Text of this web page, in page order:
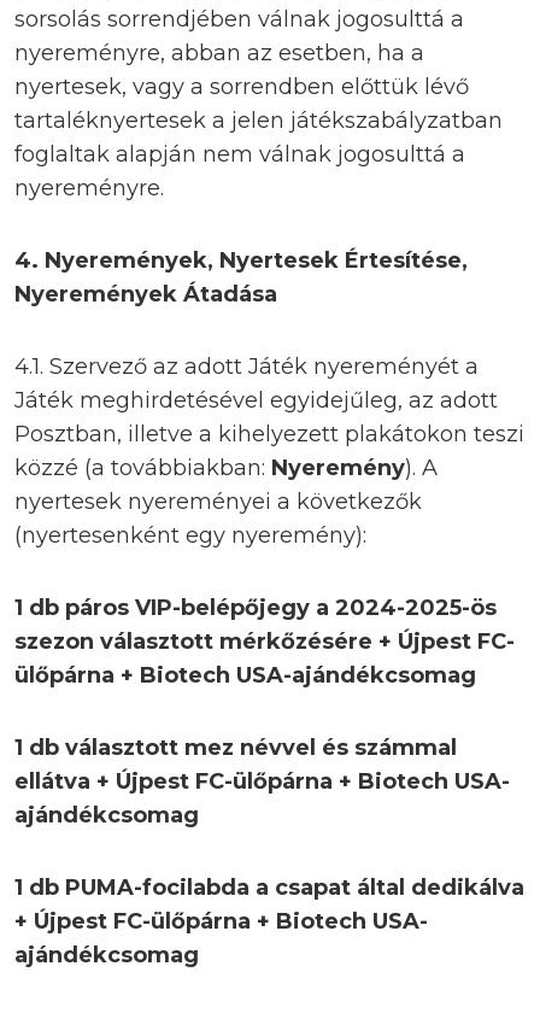
sorsolás sorrendjében válnak jogosulttá a
nyereményre, abban az esetben, ha a
nyertesek, vagy a sorrendben előttük lévő
tartaléknyertesek a jelen játékszabályzatban
foglaltak alapján nem válnak jogosulttá a
nyereményre.
4. Nyeremények, Nyertesek Értesítése,
Nyeremények Átadása
4.1. Szervező az adott Játék nyereményét a
Játék meghirdetésével egyidejűleg, az adott
Posztban, illetve a kihelyezett plakátokon teszi
közzé (a továbbiakban: Nyeremény). A
nyertesek nyereményei a következők
(nyertesenként egy nyeremény):
1 db páros VIP-belépőjegy a 2024-2025-ös
szezon választott mérkőzésére + Újpest FC-
ülőpárna + Biotech USA-ajándékcsomag
1 db választott mez névvel és számmal
ellátva + Újpest FC-ülőpárna + Biotech USA-
ajándékcsomag
1 db PUMA-focilabda a csapat által dedikálva
+ Újpest FC-ülőpárna + Biotech USA-
ajándékcsomag